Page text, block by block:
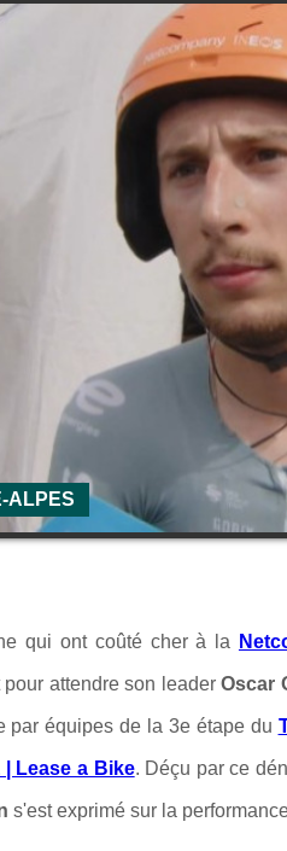
ALPES
qui ont coûté cher à la
pour attendre son leaderOscar
par équipes de la 3e étape du
| Lease a Bike. Déçu par ce
s'est exprimé sur la